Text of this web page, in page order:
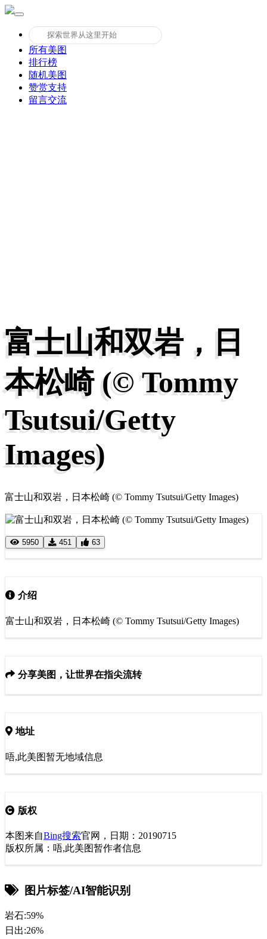
所有美图
排行榜
随机美图
赞赏支持
留言交流
富士山和双岩，日
本松崎 (© Tommy
Tsutsui/Getty
Images)
富士山和双岩，日本松崎 (© Tommy Tsutsui/Getty Images)
Next
5950 451 63
介绍
富士山和双岩，日本松崎 (© Tommy Tsutsui/Getty Images)
分享美图，让世界在指尖流转
地址
唔,此美图暂无地域信息
版权
本图来自Bing搜索官网，日期：20190715
版权所属：唔,此美图暂作者信息
图片标签/AI智能识别
岩石:59%
日出:26%